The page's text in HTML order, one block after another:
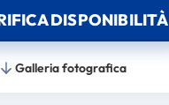
DISPONIBILITÀ
Galleria fotografica